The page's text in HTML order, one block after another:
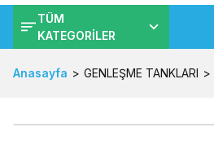
TÜM
KATEGORİLER
Anasayfa GENLEŞME TANKLARI